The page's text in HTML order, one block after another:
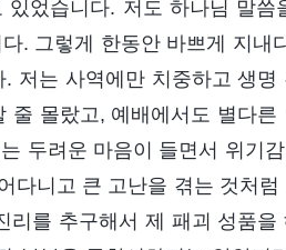
었습니다. 저도 하나님 말씀
. 그렇게 한동안 바쁘게 지내
저는 사역에만 치중하고 생명
몰랐고, 예배에서도 별다른
두려운 마음이 들면서 위기감
다니고 큰 고난을 겪는 것처럼
를 추구해서 제 패괴 성품을